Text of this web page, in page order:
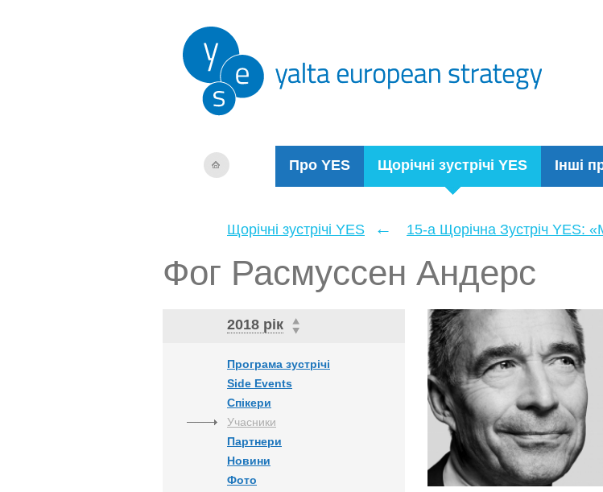
Про YES Щорічні зустрічі YES Інші
Щорічні зустрічі YES ← 15-а Щорічна Зустріч YES:
Фог Расмуссен Андерс
2018 рік
Програма зустрічі
Side Events
Спікери
Учасники
Партнери
Новини
Фото